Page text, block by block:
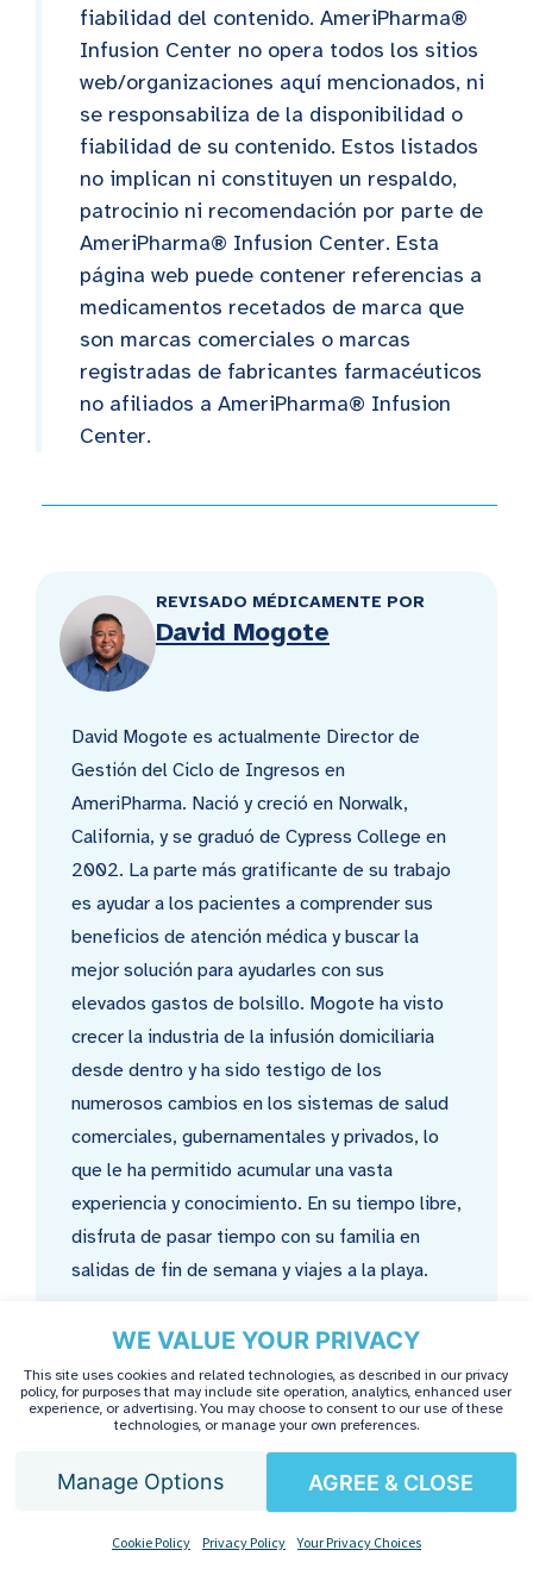
fiabilidad del contenido. AmeriPharma®
Infusion Center no opera todos los sitios
web/organizaciones aquí mencionados, ni
se responsabiliza de la disponibilidad o
fiabilidad de su contenido. Estos listados
no implican ni constituyen un respaldo,
patrocinio ni recomendación por parte de
AmeriPharma® Infusion Center. Esta
página web puede contener referencias a
medicamentos recetados de marca que
son marcas comerciales o marcas
registradas de fabricantes farmacéuticos
no afiliados a AmeriPharma® Infusion
Center.
REVISADO MÉDICAMENTE POR
David Mogote
David Mogote es actualmente Director de
Gestión del Ciclo de Ingresos en
AmeriPharma. Nació y creció en Norwalk,
California, y se graduó de Cypress College en
2002. La parte más gratificante de su trabajo
es ayudar a los pacientes a comprender sus
beneficios de atención médica y buscar la
mejor solución para ayudarles con sus
elevados gastos de bolsillo. Mogote ha visto
crecer la industria de la infusión domiciliaria
desde dentro y ha sido testigo de los
numerosos cambios en los sistemas de salud
comerciales, gubernamentales y privados, lo
que le ha permitido acumular una vasta
experiencia y conocimiento. En su tiempo libre,
disfruta de pasar tiempo con su familia en
salidas de fin de semana y viajes a la playa.
Entradas recientes
WE VALUE YOUR PRIVACY
This site uses cookies and related technologies, as described in our privacy
policy, for purposes that may include site operation, analytics, enhanced user
experience, or advertising. You may choose to consent to our use of these
technologies, or manage your own preferences.
Manage Options AGREE & CLOSE
Cookie Policy Privacy Policy Your Privacy Choices
Spanish